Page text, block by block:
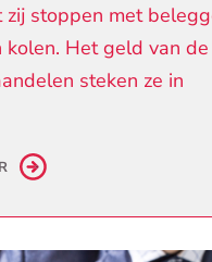
zij stoppen met
kolen. Het geld van de
steken ze in